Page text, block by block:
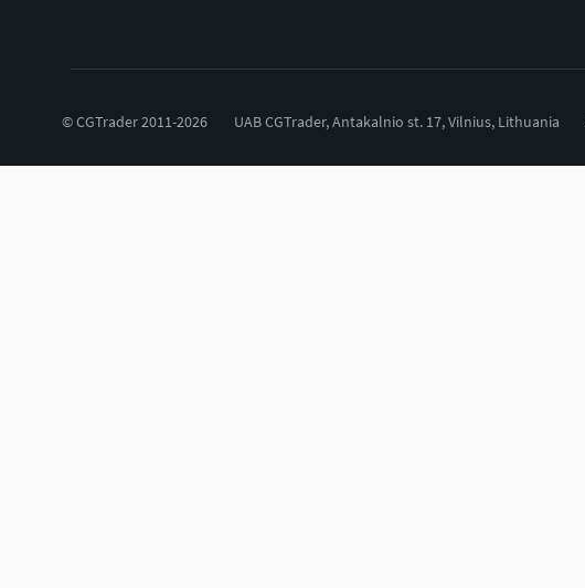
© CGTrader 2011-2026 UAB CGTrader, Antakalnio st. 17, Vilnius, Lithuania